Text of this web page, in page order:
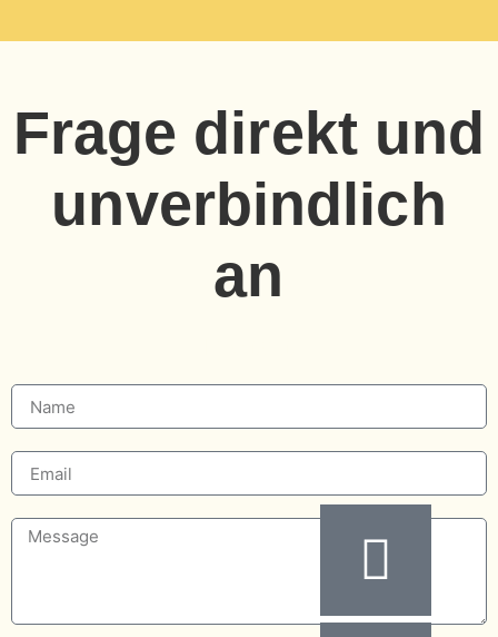
Frage direkt und
unverbindlich
an